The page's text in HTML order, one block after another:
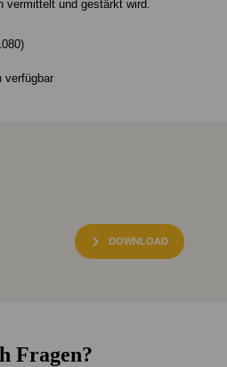
vermittelt und gestärkt wird.
verfügbar
DOWNLOAD
Fragen?